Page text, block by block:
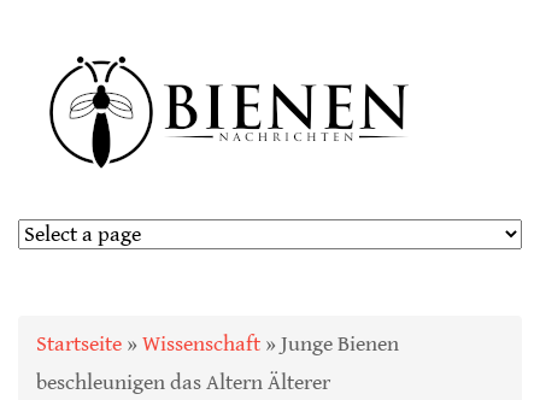
Sie sind hier
Startseite » Wissenschaft » Junge Bienen
beschleunigen das Altern Älterer